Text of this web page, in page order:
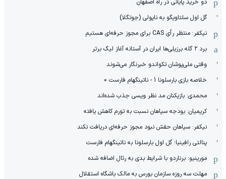
دو خرید پایانی در راه اصفهان
گل اول سلتاویگو به ناپولی (جوتگلا)
نیکفر: منتظر رأی CAS برای مجوز حرفه‌ای هستیم
برد ۲ گله برزیلی‌ها ایران در آستانه آغاز لیگ برتر
وقتی ملی‌پوشان تکواندو خبرنگار می‌شوند
خلاصه بازی بارسلونا 1 - ناتینگهام فارست 0
محمدی: بازیکنان مد نظر ویسی جذب شده‌اند
کریمیان: بودجه سپاهان نسبت به تورم کاهش یافته
نیکفر: سپاهان حقش نبود مجوز حرفه‌ای دریافت نکند
پنالتی رافینیا؛ گل اول بارسلونا به ناتینگهام فارست
مورینیو: برناردو با شرایط بدی به رئال اضافه شده
مهلت سه روزه سازمان بورس به مالک باشگاه استقلال